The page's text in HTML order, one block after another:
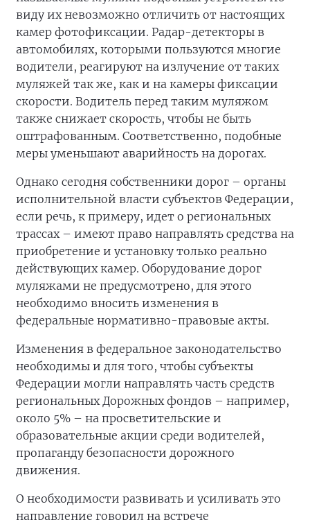
виду их невозможно отличить от настоящих
камер фотофиксации. Радар-детекторы в
автомобилях, которыми пользуются многие
водители, реагируют на излучение от таких
муляжей так же, как и на камеры фиксации
скорости. Водитель перед таким муляжом
также снижает скорость, чтобы не быть
оштрафованным. Соответственно, подобные
меры уменьшают аварийность на дорогах.
Однако сегодня собственники дорог – органы
исполнительной власти субъектов Федерации,
если речь, к примеру, идет о региональных
трассах – имеют право направлять средства на
приобретение и установку только реально
действующих камер. Оборудование дорог
муляжами не предусмотрено, для этого
необходимо вносить изменения в
федеральные нормативно-правовые акты.
Изменения в федеральное законодательство
необходимы и для того, чтобы субъекты
Федерации могли направлять часть средств
региональных Дорожных фондов – например,
около 5% – на просветительские и
образовательные акции среди водителей,
пропаганду безопасности дорожного
движения.
О необходимости развивать и усиливать это
направление говорил на встрече